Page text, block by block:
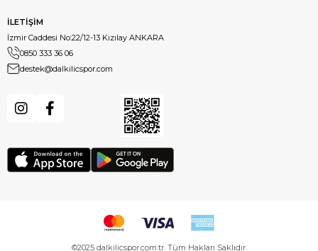
İLETİŞİM
İzmir Caddesi No:22/12-13 Kızılay ANKARA
0850 333 36 06
destek@dalkilicspor.com
©2025 dalkilicspor.com.tr. Tüm Hakları Saklıdır.